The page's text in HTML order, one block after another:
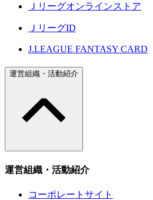
Ｊリーグオンラインストア
ＪリーグID
J.LEAGUE FANTASY CARD
運営組織・活動紹介
運営組織・活動紹介
コーポレートサイト